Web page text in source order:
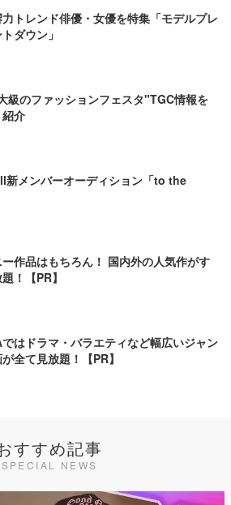
トレンド俳優・女優を特集「モデルプレ
ダウン」
級のファッションフェスタ"TGC情報を
介
メンバーオーディション「to the
作品はもちろん！ 国内外の人気作がす
！【PR】
はドラマ・バラエティなど幅広いジャン
全て見放題！【PR】
すすめ記事
SPECIAL NEWS